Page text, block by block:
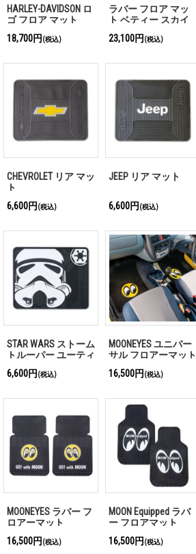
HARLEY-DAVIDSON ロ
ゴ フロア マット
18,700円 (税込)
ラバー フロア マッ
ト ベティー スカイ
23,100円 (税込)
CHEVROLET リア マッ
ト
6,600円 (税込)
JEEP リア マット
6,600円 (税込)
STAR WARS ストーム
トルーパー ユーティ
6,600円 (税込)
MOONEYES ユニバー
サル フロアーマット
16,500円 (税込)
MOONEYES ラバー フ
ロアーマット
16,500円 (税込)
MOON Equipped ラバ
ー フロアマット
16,500円 (税込)